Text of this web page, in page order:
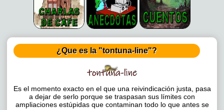
¿Que es la "tontuna-line"?
Es el momento exacto en el que una reivindicación justa, pasa
a dejar de serlo porque se traspasan sus límites con
ampliaciones estúpidas que contaminan todo lo que antes se